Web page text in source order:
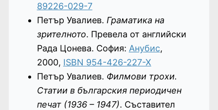
89226-029-7
Петър Увалиев. Граматика на
зрителното. Превела от английски
Рада Цонева. София: Анубис,
2000, ISBN 954-426-227-X
Петър Увалиев. Филмови трохи.
Статии в българския периодичен
печат (1936 – 1947). Съставител